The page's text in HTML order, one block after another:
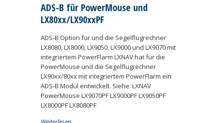
ADS-B für PowerMouse und
LX80xx/LX90xxPF
ADS-B Option für und die Segelflugrechner
LX8080, LX8000, LX9050, LX9000 und LX9070 mit
integriertem PowerFlarm LXNAV hat für die
PowerMouse und die Segelflugrechner
LX90xx/80xx mit integriertem PowerFlarm ein
ADS-B Modul entwickelt. Siehe: LXNAV
PowerMouse LX9070PF LX9000PF LX9050PF
LX8000PF LX8080PF